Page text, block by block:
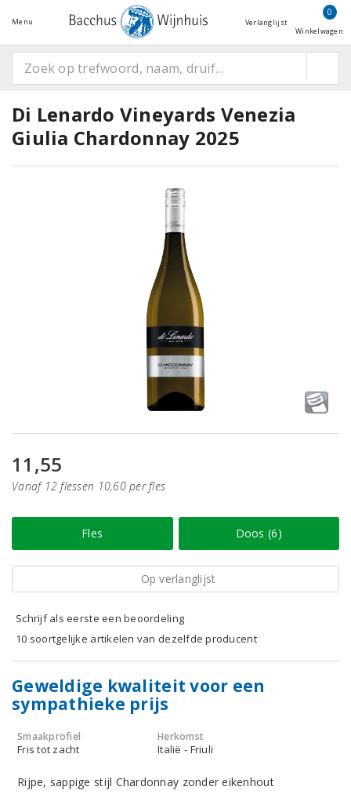
Menu Verlanglijst
0
Winkelwagen
Di Lenardo Vineyards Venezia
Giulia Chardonnay 2025
11,55
Vanaf 12 flessen 10,60 per fles
Fles Doos (6)
Op verlanglijst
Schrijf als eerste een beoordeling
10 soortgelijke artikelen van dezelfde producent
Geweldige kwaliteit voor een
sympathieke prijs
Smaakprofiel
Fris tot zacht
Herkomst
Italië - Friuli
Rijpe, sappige stijl Chardonnay zonder eikenhout